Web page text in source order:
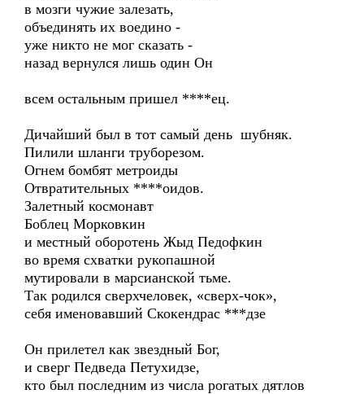
в мозги чужие залезать,
объединять их воедино -
уже никто не мог сказать -
назад вернулся лишь один Он
всем остальным пришел ****ец.
Дичайший был в тот самый день шубняк.
Пилили шланги труборезом.
Огнем бомбят метроиды
Отвратительных ****оидов.
Залетный космонавт
Боблец Морковкин
и местный оборотень Жыд Педофкин
во время схватки рукопашной
мутировали в марсианской тьме.
Так родился сверхчеловек, «сверх-чок»,
себя именовавший Скокендрас ***дзе
Он прилетел как звездный Бог,
и сверг Педведа Петухидзе,
кто был последним из числа рогатых дятлов